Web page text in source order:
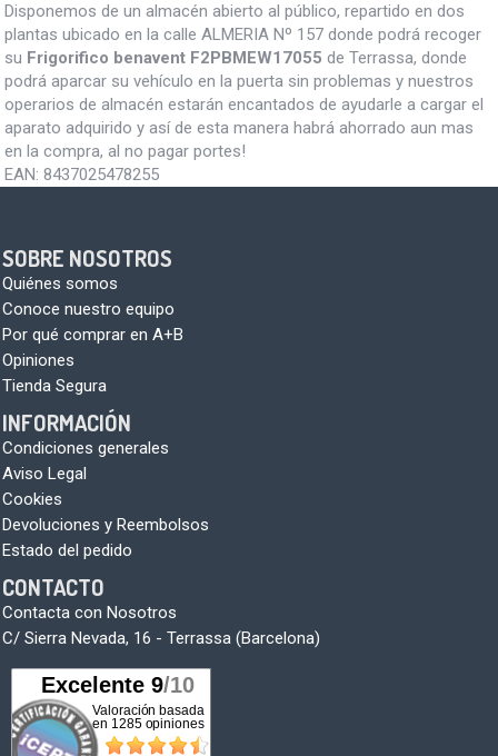
Disponemos de un almacén abierto al público, repartido en dos
plantas ubicado en la calle ALMERIA Nº 157 donde podrá recoger
su Frigorifico benavent F2PBMEW17055 de Terrassa, donde
podrá aparcar su vehículo en la puerta sin problemas y nuestros
operarios de almacén estarán encantados de ayudarle a cargar el
aparato adquirido y así de esta manera habrá ahorrado aun mas
en la compra, al no pagar portes!
EAN: 8437025478255
SOBRE NOSOTROS
Quiénes somos
Conoce nuestro equipo
Por qué comprar en A+B
Opiniones
Tienda Segura
INFORMACIÓN
Condiciones generales
Aviso Legal
Cookies
Devoluciones y Reembolsos
Estado del pedido
CONTACTO
Contacta con Nosotros
C/ Sierra Nevada, 16 - Terrassa (Barcelona)